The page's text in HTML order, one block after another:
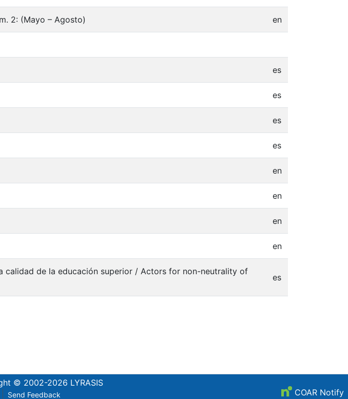
2: (Mayo – Agosto) en
es
es
es
es
en
en
en
en
calidad de la educación superior / Actors for non-neutrality of
es
© 2002-2026 LYRASIS
Send Feedback COAR Notify